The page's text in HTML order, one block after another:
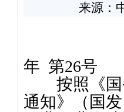
来源：
年 第26号
按照《国
通知》（国发